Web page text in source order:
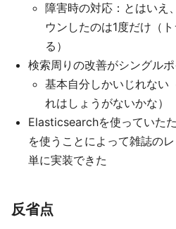
障害時の対応：とはいえ
ウンしたのは1度だけ（
る）
検索周りの改善がシングル
基本自分しかいじれない
れはしょうがないかな）
Elasticsearchを使っていたた
を使うことによって雑誌の
単に実装できた
反省点